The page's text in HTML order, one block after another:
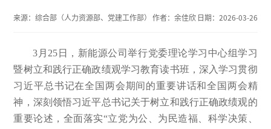
来源：综合部（人力资源部、党建工作部） 作者： 余佳欣 日期： 2026-03-26
3月25日，新能源公司举行党委理论学习中心组学习
暨树立和践行正确政绩观学习教育读书班，深入学习贯彻
习近平总书记在全国两会期间的重要讲话和全国两会精
神，深刻领悟习近平总书记关于树立和践行正确政绩观的
重要论述，全面落实“立党为公、为民造福、科学决策、